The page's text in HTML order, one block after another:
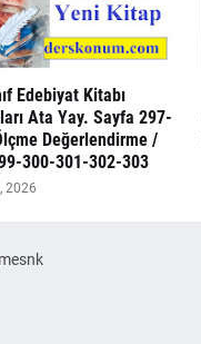
Edebiyat Kitabı
Ata Yay. Sayfa 297-
Değerlendirme /
300-301-302-303
2026